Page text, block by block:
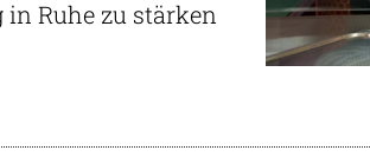
Ruhe zu stärken